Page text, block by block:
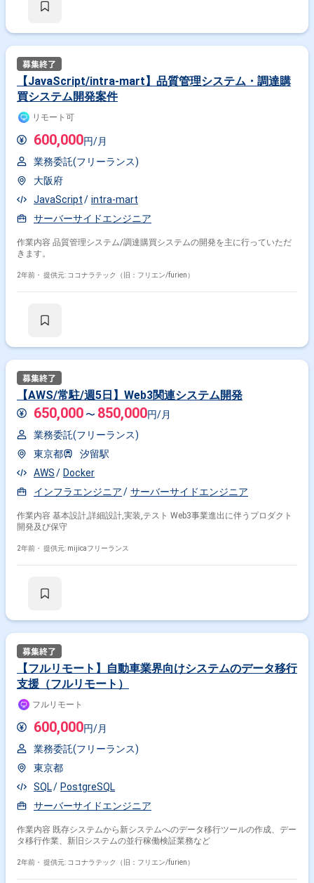
【JavaScript/intra-mart】品質管理システム・調達購
買システム開発案件
リモート可
600,000円/月
業務委託(フリーランス)
大阪府
JavaScript
intra-mart
サーバーサイドエンジニア
作業内容 品質管理システム/調達購買システムの開発を主に行っていただ
きます。
2年前・ 提供元: ココナラテック（旧：フリエン/furien）
【AWS/常駐/週5日】Web3関連システム開発
650,000 〜 850,000円/月
業務委託(フリーランス)
東京都
汐留駅
AWS
Docker
インフラエンジニア
サーバーサイドエンジニア
作業内容 基本設計,詳細設計,実装,テスト Web3事業進出に伴うプロダクト
開発及び保守
2年前・ 提供元: mijicaフリーランス
【フルリモート】自動車業界向けシステムのデータ移行
支援（フルリモート）
フルリモート
600,000円/月
業務委託(フリーランス)
東京都
SQL
PostgreSQL
サーバーサイドエンジニア
作業内容 既存システムから新システムへのデータ移行ツールの作成、デー
タ移行作業、新旧システムの並行稼働検証業務など
2年前・ 提供元: ココナラテック（旧：フリエン/furien）